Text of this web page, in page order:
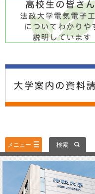
メニュー 検索